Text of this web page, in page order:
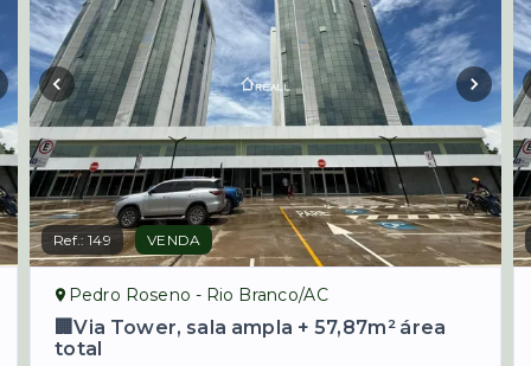
Ref.:149 VENDA
Pedro Roseno - Rio Branco/AC
🏢Via Tower, sala ampla + 57,87m² área
total